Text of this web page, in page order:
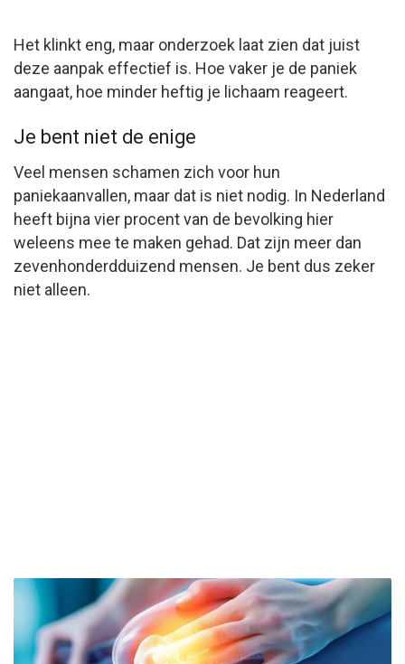
Het klinkt eng, maar onderzoek laat zien dat juist
deze aanpak effectief is. Hoe vaker je de paniek
aangaat, hoe minder heftig je lichaam reageert.
Je bent niet de enige
Veel mensen schamen zich voor hun
paniekaanvallen, maar dat is niet nodig. In Nederland
heeft bijna vier procent van de bevolking hier
weleens mee te maken gehad. Dat zijn meer dan
zevenhonderdduizend mensen. Je bent dus zeker
niet alleen.